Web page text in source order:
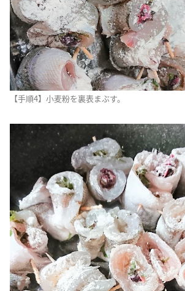
【手順4】小麦粉を裏表まぶす。